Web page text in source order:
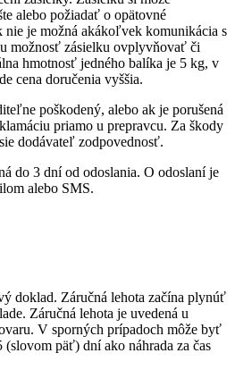
alebo požiadať o opätovné
nie je možná akákoľvek komunikácia s
možnosť zásielku ovplyvňovať či
hmotnosť jedného balíka je 5 kg, v
cena doručenia vyššia.
poškodený, alebo ak je porušená
priamo u prepravcu. Za škody
dodávateľ zodpovednosť.
do 3 dní od odoslania. O odoslaní je
alebo SMS.
doklad. Záručná lehota začína plynúť
Záručná lehota je uvedená u
V sporných prípadoch môže byť
(slovom päť) dní ako náhrada za čas